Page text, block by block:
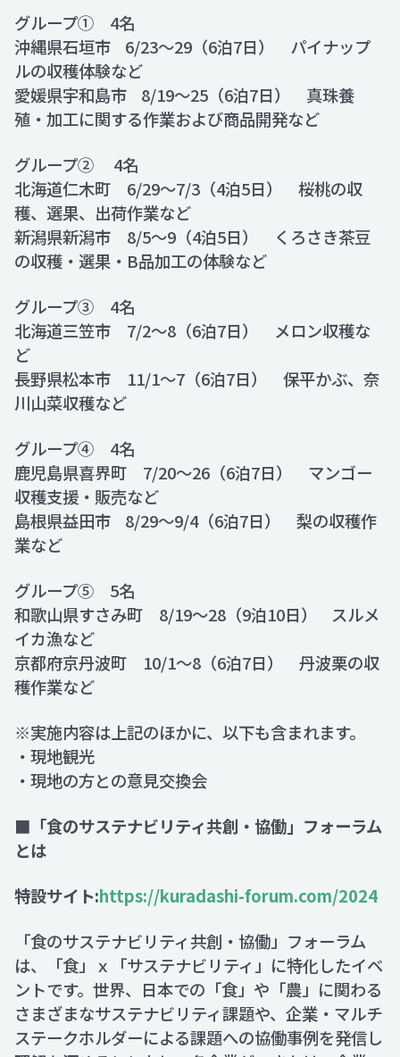
グループ① 4名
沖縄県石垣市 6/23～29（6泊7日） パイナップ
ルの収穫体験など
愛媛県宇和島市 8/19～25（6泊7日） 真珠養
殖・加工に関する作業および商品開発など
グループ② 4名
北海道仁木町 6/29～7/3（4泊5日） 桜桃の収
穫、選果、出荷作業など
新潟県新潟市 8/5～9（4泊5日） くろさき茶豆
の収穫・選果・B品加工の体験など
グループ③ 4名
北海道三笠市 7/2～8（6泊7日） メロン収穫な
ど
長野県松本市 11/1～7（6泊7日） 保平かぶ、奈
川山菜収穫など
グループ④ 4名
鹿児島県喜界町 7/20～26（6泊7日） マンゴー
収穫支援・販売など
島根県益田市 8/29～9/4（6泊7日） 梨の収穫作
業など
グループ⑤ 5名
和歌山県すさみ町 8/19～28（9泊10日） スルメ
イカ漁など
京都府京丹波町 10/1～8（6泊7日） 丹波栗の収
穫作業など
※実施内容は上記のほかに、以下も含まれます。
・現地観光
・現地の方との意見交換会
■「食のサステナビリティ共創・協働」フォーラム
とは
特設サイト:https://kuradashi-forum.com/2024
「食のサステナビリティ共創・協働」フォーラム
は、「食」ｘ「サステナビリティ」に特化したイベ
ントです。世界、日本での「食」や「農」に関わる
さまざまなサステナビリティ課題や、企業・マルチ
ステークホルダーによる課題への協働事例を発信し